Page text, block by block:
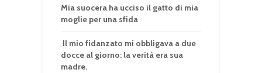
Mia suocera ha ucciso il gatto di mia
moglie per una sfida
Il mio fidanzato mi obbligava a due
docce al giorno: la verità era sua
madre.